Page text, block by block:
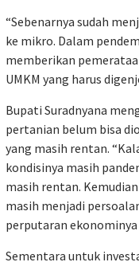
“Sebenarnya sudah
ke mikro. Dalam
memberikan
UMKM yang harus
Bupati Suradnyana
pertanian belum bisa
yang masih rentan.
kondisinya masih
masih rentan.
masih menjadi
perputaran
Sementara untuk